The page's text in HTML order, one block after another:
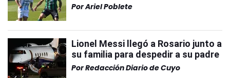
PorAriel Poblete
Lionel Messi llegó a Rosario junto a
su familia para despedir a su padre
PorRedacción Diario de Cuyo